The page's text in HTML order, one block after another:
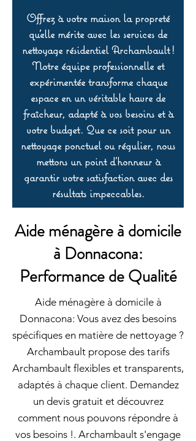
Offrez à votre maison la propreté
qu’elle mérite avec les services de
nettoyage résidentiel Archambault !
Notre équipe professionnelle et
expérimentée transforme chaque
espace en un véritable havre de
fraîcheur, adapté à vos besoins et à
votre budget. Que ce soit pour un
nettoyage ponctuel ou régulier, nous
mettons un point d’honneur à
garantir votre satisfaction avec des
résultats impeccables.
Aide ménagère à domicile
à Donnacona:
Performance de Qualité
Aide ménagère à domicile à
Donnacona: Vous avez des besoins
spécifiques en matière de nettoyage ?
Archambault propose des tarifs
Archambault flexibles et transparents,
adaptés à chaque client. Demandez
un devis gratuit et découvrez
comment nous pouvons répondre à
vos besoins !. Archambault s'engage